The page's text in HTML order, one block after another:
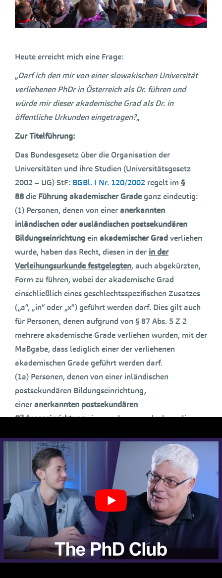
Heute erreicht mich eine Frage:
„Darf ich den mir von einer slowakischen Universität
verliehenen PhDr in Österreich als Dr. führen und
würde mir dieser akademische Grad als Dr. in
öffentliche Urkunden eingetragen?„
Zur Titelführung:
Das Bundesgesetz über die Organisation der
Universitäten und ihre Studien (Universitätsgesetz
2002 – UG) StF: BGBl. I Nr. 120/2002 regelt im §
88die Führung akademischer Gradeganz eindeutig:
(1) Personen, denen von eineranerkannten
inländischen oder ausländischen postsekundären
Bildungseinrichtungein akademischer Gradverliehen
wurde, haben das Recht, diesen in der in der
Verleihungsurkunde festgelegten, auch abgekürzten,
Form zu führen, wobei der akademische Grad
einschließlich eines geschlechtsspezifischen Zusatzes
(„a“, „in“ oder „x“) geführt werden darf. Dies gilt auch
für Personen, denen aufgrund von § 87 Abs. 5 Z 2
mehrere akademische Grade verliehen wurden, mit der
Maßgabe, dass lediglich einer der verliehenen
akademischen Grade geführt werden darf.
(1a) Personen, denen von einer inländischen
postsekundären Bildungseinrichtung,
eineranerkannten postsekundären
Bildungseinrichtungeiner anderen, auch ehemaligen
anderen Vertragspartei des Abkommens über den
Europäischen Wirtschaftsraum
ein akademischer
verliehen wurde, haben das Recht, die
Eintragung dieses akademischen Grades in
abgekürzter Form einschließlich des
geschlechtsspezifischen Zusatzes gemäß Abs. 1 in
öffentliche Urkunden zu verlangen. Personen, denen
aufgrund des § 87 Abs. 5 Z 2 mehrere akademische
Grade verliehen wurden, haben das Recht, die